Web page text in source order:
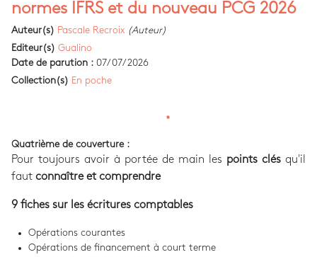
normes IFRS et du nouveau PCG 2026
Auteur(s) Pascale Recroix (Auteur)
Editeur(s) Gualino
Date de parution : 07/07/2026
Collection(s) En poche
Quatrième de couverture :
Pour toujours avoir à portée de main les points clés qu'il
faut connaître et comprendre
9 fiches sur les écritures comptables
Opérations courantes
Opérations de financement à court terme